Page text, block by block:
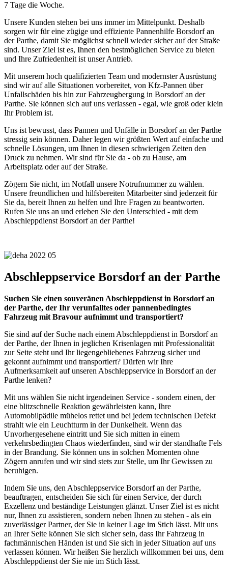
7 Tage die Woche.
Unsere Kunden stehen bei uns immer im Mittelpunkt. Deshalb
sorgen wir für eine zügige und effiziente Pannenhilfe Borsdorf an
der Parthe, damit Sie möglichst schnell wieder sicher auf der Straße
sind. Unser Ziel ist es, Ihnen den bestmöglichen Service zu bieten
und Ihre Zufriedenheit ist unser Antrieb.
Mit unserem hoch qualifizierten Team und modernster Ausrüstung
sind wir auf alle Situationen vorbereitet, von Kfz-Pannen über
Unfallschäden bis hin zur Fahrzeugbergung in Borsdorf an der
Parthe. Sie können sich auf uns verlassen - egal, wie groß oder klein
Ihr Problem ist.
Uns ist bewusst, dass Pannen und Unfälle in Borsdorf an der Parthe
stressig sein können. Daher legen wir größten Wert auf einfache und
schnelle Lösungen, um Ihnen in diesen schwierigen Zeiten den
Druck zu nehmen. Wir sind für Sie da - ob zu Hause, am
Arbeitsplatz oder auf der Straße.
Zögern Sie nicht, im Notfall unsere Notrufnummer zu wählen.
Unsere freundlichen und hilfsbereiten Mitarbeiter sind jederzeit für
Sie da, bereit Ihnen zu helfen und Ihre Fragen zu beantworten.
Rufen Sie uns an und erleben Sie den Unterschied - mit dem
Abschleppdienst Borsdorf an der Parthe!
Abschleppservice Borsdorf an der Parthe
Suchen Sie einen souveränen Abschleppdienst in Borsdorf an
der Parthe, der Ihr verunfalltes oder pannenbedingtes
Fahrzeug mit Bravour aufnimmt und transportiert?
Sie sind auf der Suche nach einem Abschleppdienst in Borsdorf an
der Parthe, der Ihnen in jeglichen Krisenlagen mit Professionalität
zur Seite steht und Ihr liegengebliebenes Fahrzeug sicher und
gekonnt aufnimmt und transportiert? Dürfen wir Ihre
Aufmerksamkeit auf unseren Abschleppservice in Borsdorf an der
Parthe lenken?
Mit uns wählen Sie nicht irgendeinen Service - sondern einen, der
eine blitzschnelle Reaktion gewährleisten kann, Ihre
Automobilpädile mühelos rettet und bei jedem technischen Defekt
strahlt wie ein Leuchtturm in der Dunkelheit. Wenn das
Unvorhergesehene eintritt und Sie sich mitten in einem
verkehrsbedingten Chaos wiederfinden, sind wir der standhafte Fels
in der Brandung. Sie können uns in solchen Momenten ohne
Zögern anrufen und wir sind stets zur Stelle, um Ihr Gewissen zu
beruhigen.
Indem Sie uns, den Abschleppservice Borsdorf an der Parthe,
beauftragen, entscheiden Sie sich für einen Service, der durch
Exzellenz und beständige Leistungen glänzt. Unser Ziel ist es nicht
nur, Ihnen zu assistieren, sondern neben Ihnen zu stehen - als ein
zuverlässiger Partner, der Sie in keiner Lage im Stich lässt. Mit uns
an Ihrer Seite können Sie sich sicher sein, dass Ihr Fahrzeug in
fachmännischen Händen ist und Sie sich in jeder Situation auf uns
verlassen können. Wir heißen Sie herzlich willkommen bei uns, dem
Abschleppdienst der Sie nie im Stich lässt.